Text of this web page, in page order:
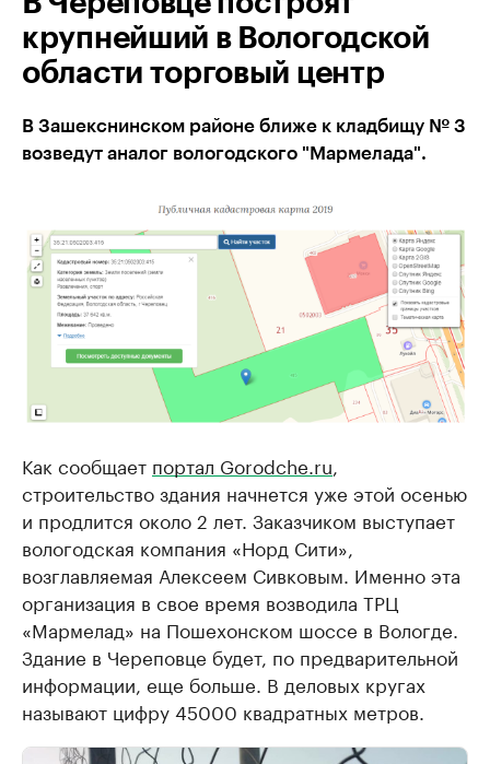
крупнейший в Вологодской
области торговый центр
В Зашекснинском районе ближе к кладбищу № 3
возведут аналог вологодского "Мармелада".
Как сообщает портал Gorodche.ru,
строительство здания начнется уже этой осенью
и продлится около 2 лет. Заказчиком выступает
вологодская компания «Норд Сити»,
возглавляемая Алексеем Сивковым. Именно эта
организация в свое время возводила ТРЦ
«Мармелад» на Пошехонском шоссе в Вологде.
Здание в Череповце будет, по предварительной
информации, еще больше. В деловых кругах
называют цифру 45000 квадратных метров.